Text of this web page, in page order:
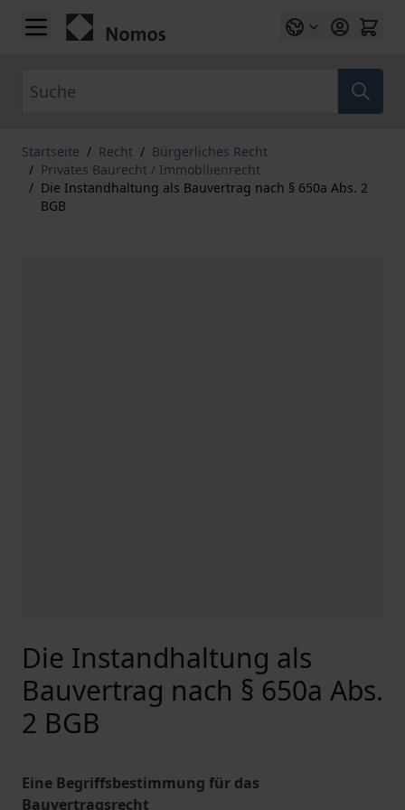
Zum Inhalt springen
Startseite / Recht / Bürgerliches Recht
/ Privates Baurecht / Immobilienrecht
/ Die Instandhaltung als Bauvertrag nach § 650a Abs. 2
BGB
Die Instandhaltung als
Bauvertrag nach § 650a Abs.
2 BGB
Eine Begriffsbestimmung für das
Bauvertragsrecht